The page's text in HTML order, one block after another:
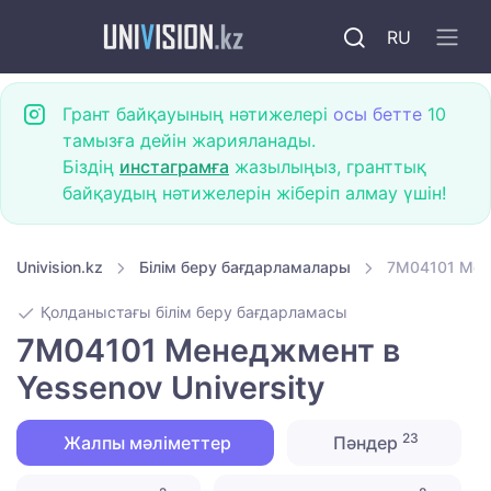
RU
Грант байқауының нәтижелері осы бетте 10
тамызға дейін жарияланады.
Біздің инстаграмға жазылыңыз, гранттық
байқаудың нәтижелерін жіберіп алмау үшін!
Univision.kz Білім беру бағдарламалары 7M04101
Қолданыстағы білім беру бағдарламасы
7M04101 Менеджмент в
Yessenov University
Жалпы мәліметтер Пәндер23